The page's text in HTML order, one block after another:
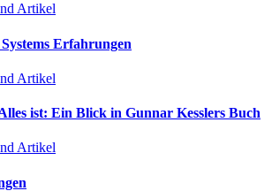
Artikel
Erfahrungen
Artikel
ist: Ein Blick in Gunnar Kesslers Buch
Artikel